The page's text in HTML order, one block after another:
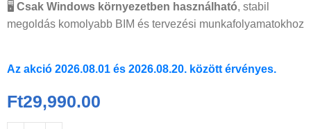
🖥️ Csak Windows környezetben használható, stabil
megoldás komolyabb BIM és tervezési munkafolyamatokhoz
Az akció 2026.08.01 és 2026.08.20. között érvényes.
Ft29,990.00